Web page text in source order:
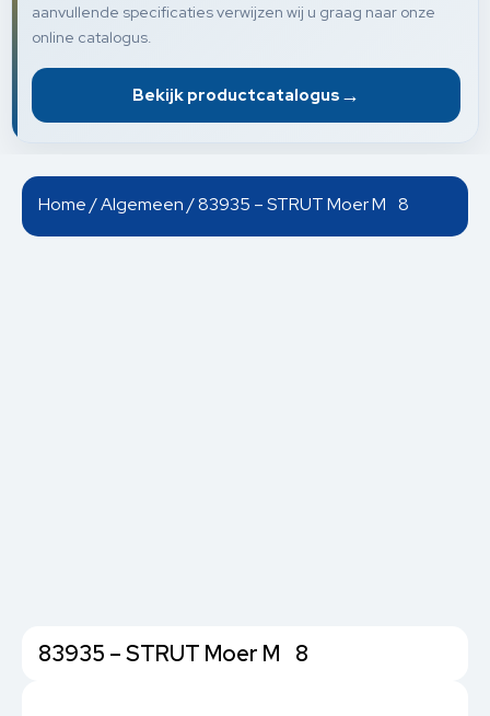
aanvullende specificaties verwijzen wij u graag naar onze
online catalogus.
Bekijk productcatalogus →
Home/Algemeen/ 83935 – STRUT Moer M 8
83935 – STRUT Moer M 8